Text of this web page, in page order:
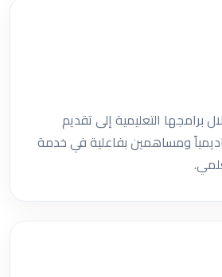
التعليمية إلى تقديم
ومساهمين بفاعلية في خدمة